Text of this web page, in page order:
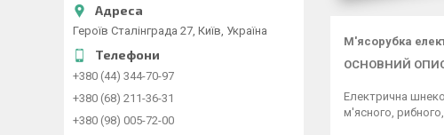
М'ясорубка
ОСНОВНИЙ ОПИС
Електрична
м'ясного,
Героїв Сталінграда 27, Київ, Україна
+380 (44) 344-70-97
+380 (68) 211-36-31
+380 (98) 005-72-00